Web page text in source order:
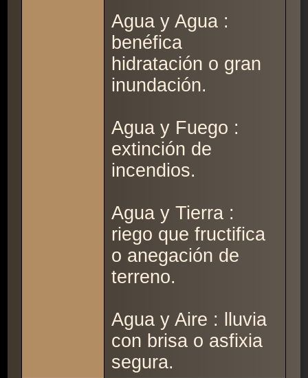
Agua y Agua :
benéfica
hidratación o gran
inundación.
Agua y Fuego :
extinción de
incendios.
Agua y Tierra :
riego que fructifica
o anegación de
terreno.
Agua y Aire : lluvia
con brisa o asfixia
segura.